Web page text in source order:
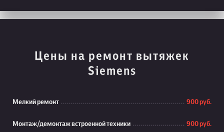
Цены на ремонт вытяжек
Siemens
Мелкий ремонт 900 руб.
Монтаж/демонтаж встроенной техники 900 руб.